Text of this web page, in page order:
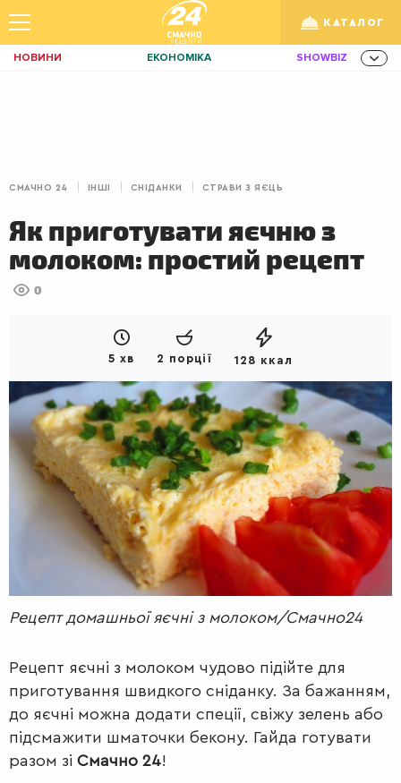
КАТАЛОГ
НОВИНИ ЕКОНОМІКА SHOWBIZ
ІДЕЇ АГРО
ІННОВАЦІЇ MEN НЕРУХОМІСТЬ
ЗБІРНА АКТИВ КОРИСНО
AUTO
РАДІО КРАСА КІНО
LIFESTYLE FASHION ТРАДИЦІЇ
PETS
СМАЧНО 24 ІНШІ СНІДАНКИ СТРАВИ З ЯЄЦЬ
Як приготувати яєчню з
молоком: простий рецепт
0
5 хв 2 порції 128 ккал
Рецепт домашньої яєчні з молоком/Смачно24
Рецепт яєчні з молоком чудово підійте для
приготування швидкого сніданку. За бажанням,
до яєчні можна додати спеції, свіжу зелень або
підсмажити шматочки бекону. Гайда готувати
разом зі Смачно 24!